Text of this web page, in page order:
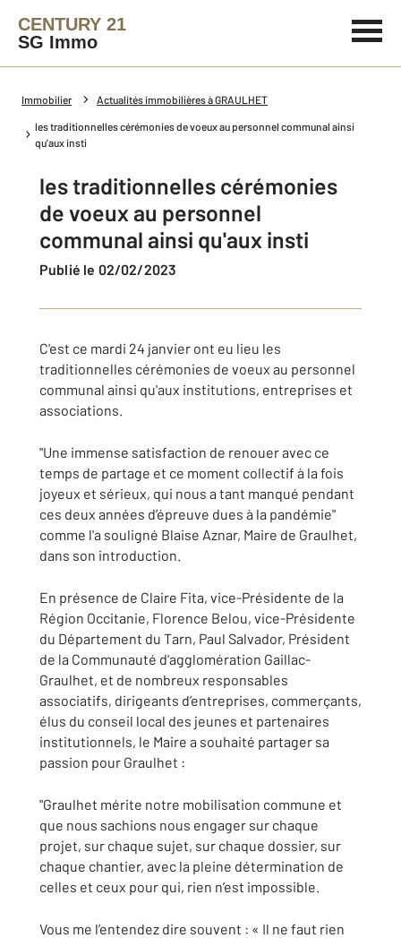
CENTURY 21
SG Immo
Immobilier Actualités immobilières à GRAULHET
les traditionnelles cérémonies de voeux au personnel communal ainsi
qu'aux insti
les traditionnelles cérémonies
de voeux au personnel
communal ainsi qu'aux insti
Publié le 02/02/2023
C'est ce mardi 24 janvier ont eu lieu les
traditionnelles cérémonies de voeux au personnel
communal ainsi qu'aux institutions, entreprises et
associations.
"Une immense satisfaction de renouer avec ce
temps de partage et ce moment collectif à la fois
joyeux et sérieux, qui nous a tant manqué pendant
ces deux années d’épreuve dues à la pandémie"
comme l'a souligné Blaise Aznar, Maire de Graulhet,
dans son introduction.
En présence de Claire Fita, vice-Présidente de la
Région Occitanie, Florence Belou, vice-Présidente
du Département du Tarn, Paul Salvador, Président
de la Communauté d'agglomération Gaillac-
Graulhet, et de nombreux responsables
associatifs, dirigeants d’entreprises, commerçants,
élus du conseil local des jeunes et partenaires
institutionnels, le Maire a souhaité partager sa
passion pour Graulhet :
"Graulhet mérite notre mobilisation commune et
que nous sachions nous engager sur chaque
projet, sur chaque sujet, sur chaque dossier, sur
chaque chantier, avec la pleine détermination de
celles et ceux pour qui, rien n’est impossible.
Vous me l’entendez dire souvent : « Il ne faut rien